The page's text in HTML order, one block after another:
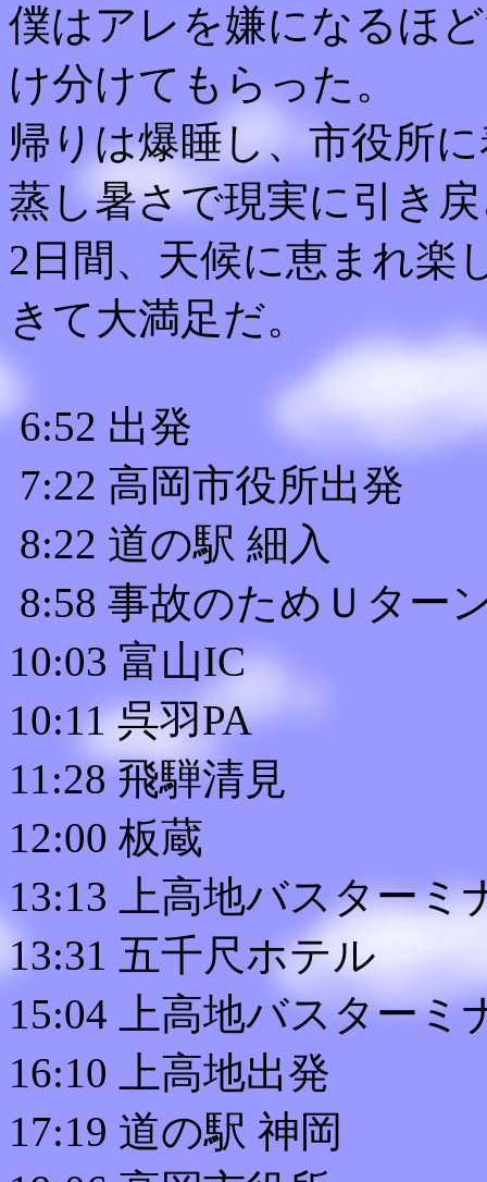
僕はアレを嫌になるほ
け分けてもらった。
帰りは爆睡し、市役所
蒸し暑さで現実に引き
2日間、天候に恵まれ楽
きて大満足だ。
6:52 出発
7:22 高岡市役所出発
8:22 道の駅 細入
8:58 事故のためＵター
10:03 富山IC
10:11 呉羽PA
11:28 飛騨清見
12:00 板蔵
13:13 上高地バスターミ
13:31 五千尺ホテル
15:04 上高地バスターミ
16:10 上高地出発
17:19 道の駅 神岡